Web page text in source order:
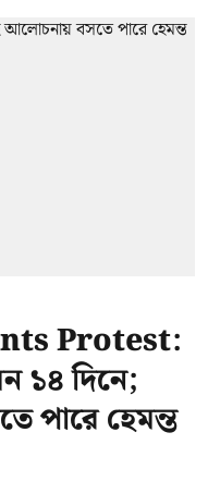
Protest:
১৪ দিনে;
হেমন্ত